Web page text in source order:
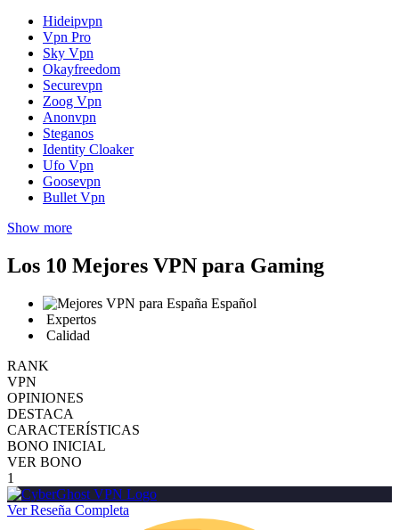
Hideipvpn
Vpn Pro
Sky Vpn
Okayfreedom
Securevpn
Zoog Vpn
Anonvpn
Steganos
Identity Cloaker
Ufo Vpn
Goosevpn
Bullet Vpn
Show more
Los 10 Mejores VPN para Gaming
Español
Expertos
Calidad
RANK
VPN
OPINIONES
DESTACA
CARACTERÍSTICAS
BONO INICIAL
VER BONO
1
Ver Reseña Completa